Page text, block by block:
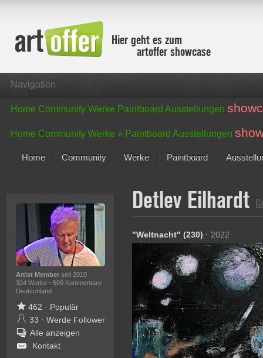
Hier geht es zum
artoffer showcase
Navigation
Home Community Werke Paintboard Ausstellungen
Home Community Werke » Paintboard Ausstellungen
Home Community Werke
Der letzte Monat im Fokus
Alle Fokus-Werke
Fokus-Werke
Neue Werke – Auswahl
Alle neuen Werke
Paintboard
Artist Memberseit 2010
324 Werke · 509 Kommentare
Deutschland
462 · Populär
33 · Werde Follower
Alle anzeigen
Kontakt
Detlev Eilhardt
"Weltnacht" (230) · 2022